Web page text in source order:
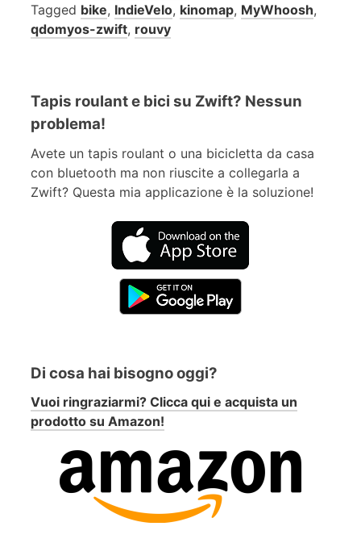
Tagged bike, IndieVelo, kinomap, MyWhoosh,
qdomyos-zwift, rouvy
Tapis roulant e bici su Zwift? Nessun
problema!
Avete un tapis roulant o una bicicletta da casa
con bluetooth ma non riuscite a collegarla a
Zwift? Questa mia applicazione è la soluzione!
Di cosa hai bisogno oggi?
Vuoi ringraziarmi? Clicca qui e acquista un
prodotto su Amazon!